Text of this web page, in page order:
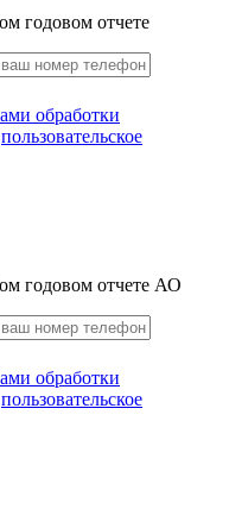
годовом отчете
обработки
пользовательское
годовом отчете АО
обработки
пользовательское